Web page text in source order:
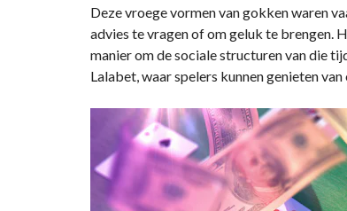
Deze vroege vormen van gokken waren
advies te vragen of om geluk te brengen.
manier om de sociale structuren van die
Lalabet, waar spelers kunnen genieten